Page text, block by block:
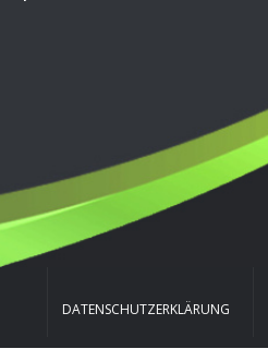
DATENSCHUTZERKLÄRUNG